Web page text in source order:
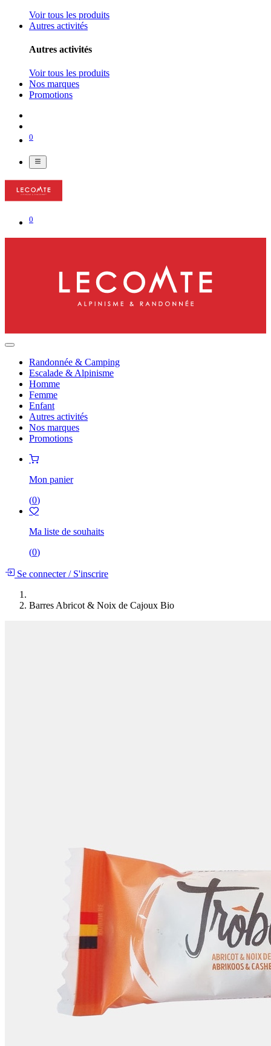
Voir tous les produits
Autres activités
Autres activités
Voir tous les produits
Nos marques
Promotions
0
0
Randonnée & Camping
Escalade & Alpinisme
Homme
Femme
Enfant
Autres activités
Nos marques
Promotions
Mon panier
(0)
Ma liste de souhaits
(0)
Se connecter/S'inscrire
Barres Abricot & Noix de Cajoux Bio